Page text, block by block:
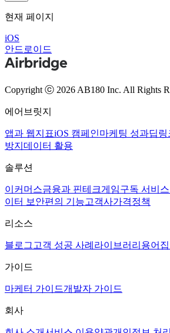
현재 페이지
iOS
안드로이드
Copyright ⓒ 2026 AB180 Inc. All Rights
에어브릿지
앱과 웹지표iOS 캠페인마케팅 성과딥링
방지 데이터 활용
솔루션
이커머스금융과 핀테크게임구독 서비스
이터 보안편의 기능고객사가격정책
리소스
블로그 고객 성공 사례 라이브러리 용어집
가이드
마케터 가이드개발자 가이드
회사